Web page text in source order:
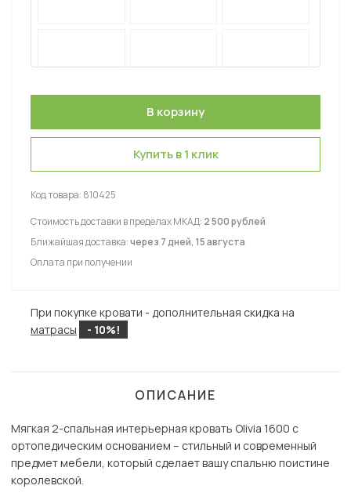
Купить в 1 клик
Код товара: 810425
Стоимость доставки в пределах МКАД: 2 500 рублей
Ближайшая доставка:через 7 дней, 15 августа
Оплата при получении
При покупке кровати - дополнительная скидка на
матрасы
- 10%!
ОПИСАНИЕ
Мягкая 2-спальная интерьерная кровать Olivia 1600 с
ортопедическим основанием – стильный и современный
предмет мебели, который сделает вашу спальню поистине
королевской.